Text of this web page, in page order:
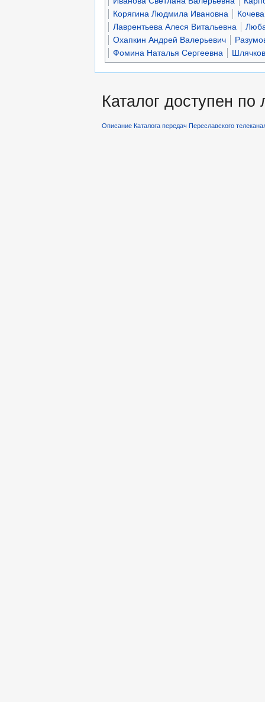
Корягина Людмила Ивановна
Лаврентьева Алеся Витальевна
Охапкин Андрей Валерьевич
Фомина Наталья Сергеевна
Каталог доступен
Описание Каталога передач Переславского